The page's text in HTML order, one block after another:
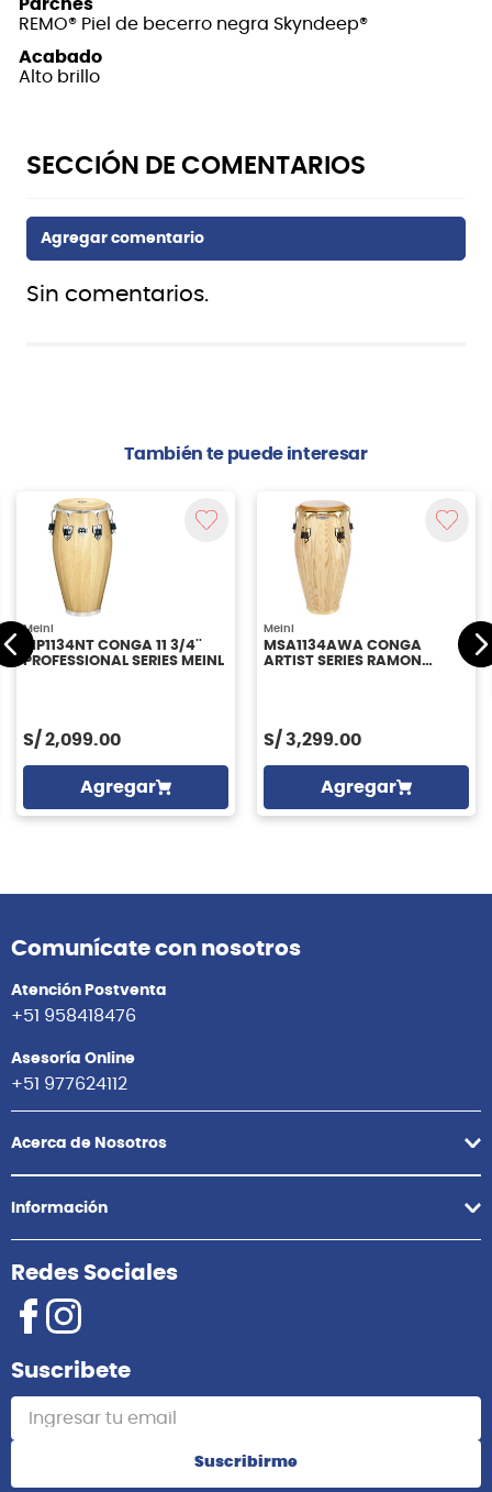
Parches
REMO® Piel de becerro negra Skyndeep®
Acabado
Alto brillo
Sin comentarios.
También te puede interesar
Meinl
MP1134NT CONGA 11 3/4''
PROFESSIONAL SERIES MEINL
S/ 2,099.00
Agregar
Meinl
MSA1134AWA CONGA
ARTIST SERIES RAMON
S/ 3,299.00
Agregar
Comunícate con nosotros
Atención Postventa
+51 958418476
Asesoría Online
+51 977624112
Acerca de Nosotros
Información
Redes Sociales
Suscribete
Suscribirme